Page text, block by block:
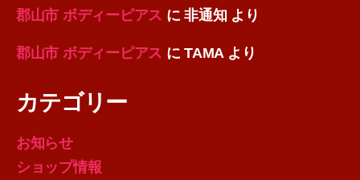
郡山市 ボディーピアス に非通知 より
郡山市 ボディーピアス にTAMAより
カテゴリー
お知らせ
ショップ情報